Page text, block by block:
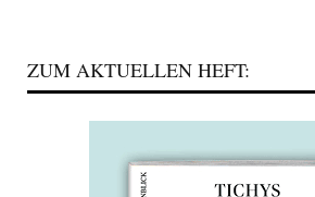
ZUM AKTUELLEN HEFT: